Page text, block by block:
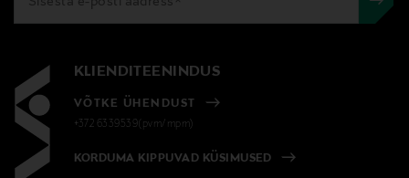
KLIENDITEENINDUS
VÕTKE ÜHENDUST
+372 6339539(pvm/mpm)
KORDUMA KIPPUVAD KÜSIMUSED